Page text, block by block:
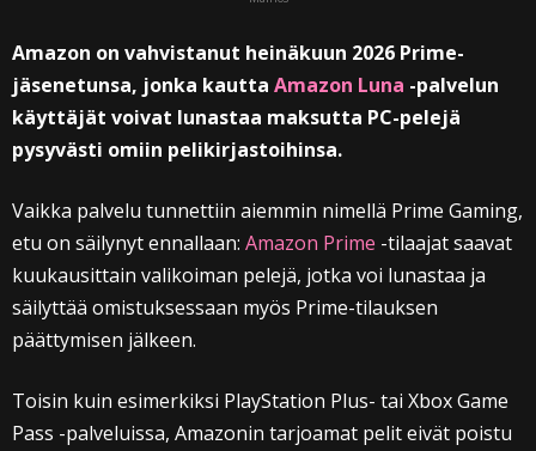
Amazon on vahvistanut heinäkuun 2026 Prime-
jäsenetunsa, jonka kautta Amazon Luna -palvelun
käyttäjät voivat lunastaa maksutta PC-pelejä
pysyvästi omiin pelikirjastoihinsa.
Vaikka palvelu tunnettiin aiemmin nimellä Prime Gaming,
etu on säilynyt ennallaan: Amazon Prime -tilaajat saavat
kuukausittain valikoiman pelejä, jotka voi lunastaa ja
säilyttää omistuksessaan myös Prime-tilauksen
päättymisen jälkeen.
Toisin kuin esimerkiksi PlayStation Plus- tai Xbox Game
Pass -palveluissa, Amazonin tarjoamat pelit eivät poistu